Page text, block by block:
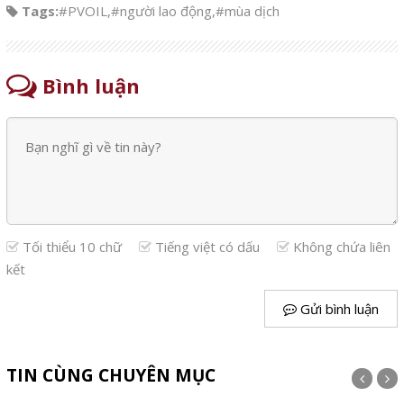
Tags:#PVOIL ,#người lao động,#mùa dịch
Bình luận
Tối thiểu 10 chữ Tiếng việt có dấu
Không chứa liên
kết
Gửi bình luận
TIN CÙNG CHUYÊN MỤC